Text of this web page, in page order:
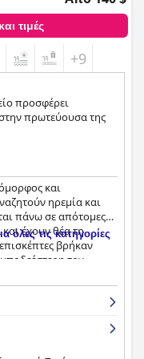
τιμές
+9
προσφέρει
πρωτεύουσα της
και
ηρεμία και
πάνω σε απότομες
έχουν θέα τη
βρήκαν
τον
η πλειοψηφία
πρωινό που
καθώς και για τα
βεράντες, το
Επιπλέον, η
για το
όλες τις κατηγορίες